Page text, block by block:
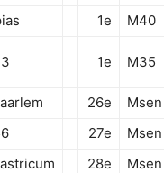
1e M40
1e M35
26e
Msen
27e
Msen
28e Msen